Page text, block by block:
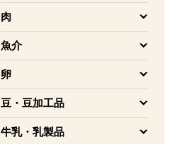
肉
を開く
魚介
を開く
卵
を開く
豆・豆加工品
を開く
牛乳・乳製品
を開く